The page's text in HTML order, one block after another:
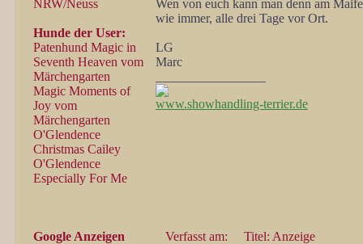
NRW/Neuss
Hunde der User:
Patenhund Magic in
Seventh Heaven vom
Märchengarten
Magic Moments of
Joy vom
Märchengarten
O'Glendence
Christmas Cailey
O'Glendence
Especially For Me
Wen von euch kann man denn am
wie immer, alle drei Tage vor Ort.
LG
Marc
www.showhandling-terrier.de
Google Anzeigen Verfasst am: Titel: Anzeige